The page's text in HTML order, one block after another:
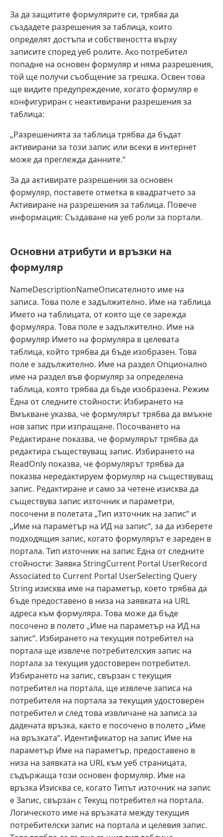
За да защитите формулярите си, трябва да
създадете разрешения за таблица, които
определят достъпа и собствеността върху
записите според уеб ролите. Ако потребител
попадне на основен формуляр и няма разрешения,
той ще получи съобщение за грешка. Освен това
ще видите предупреждение, когато формуляр е
конфигуриран с неактивирани разрешения за
таблица:
„Разрешенията за таблица трябва да бъдат
активирани за този запис или всеки в интернет
може да преглежда данните.“
За да активирате разрешения за основен
формуляр, поставете отметка в квадратчето за
Активиране на разрешения за таблица. Повече
информация: Създаване на уеб роли за портали.
Основни атрибути и връзки на
формуляр
NameDescriptionNameОписателното име на
записа. Това поле е задължително. Име на таблица
Името на таблицата, от която ще се зарежда
формуляра. Това поле е задължително. Име на
формуляр Името на формуляра в целевата
таблица, който трябва да бъде изобразен. Това
поле е задължително. Име на раздел Опционално
име на раздел във формуляр за определена
таблица, която трябва да бъде изобразена. Режим
Една от следните стойности: Избирането на
Вмъкване указва, че формулярът трябва да вмъкне
нов запис при изпращане. Посочването на
Редактиране показва, че формулярът трябва да
редактира съществуващ запис. Избирането на
ReadOnly показва, че формулярът трябва да
показва нередактируем формуляр на съществуващ
запис. Редактиране и само за четене изисква да
съществува запис източник и параметри,
посочени в полетата „Тип източник на запис“ и
„Име на параметър на ИД на запис“, за да изберете
подходящия запис, когато формулярът е зареден в
портала. Тип източник на запис Една от следните
стойности: Заявка StringCurrent Portal UserRecord
Associated to Current Portal UserSelecting Query
String изисква име на параметър, което трябва да
бъде предоставено в низа на заявката на URL
адреса към формуляра. Това може да бъде
посочено в полето „Име на параметър на ИД на
запис“. Избирането на текущия потребител на
портала ще извлече потребителския запис на
портала за текущия удостоверен потребител.
Избирането на запис, свързан с текущия
потребител на портала, ще извлече записа на
потребителя на портала за текущия удостоверен
потребител и след това извличане на записа за
дадената връзка, както е посочено в полето „Име
на връзката“. Идентификатор на запис Име на
параметър Име на параметър, предоставено в
низа на заявката на URL към уеб страницата,
съдържаща този основен формуляр. Име на
връзка Изисква се, когато Типът източник на запис
е Запис, свързан с Текущ потребител на портала.
Логическото име на връзката между текущия
потребителски запис на портала и целевия запис.